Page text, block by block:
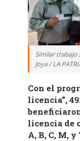
Similar trabajo
Joya / LA
Con el
licencia”,
licencia de
A, B, C, M, y